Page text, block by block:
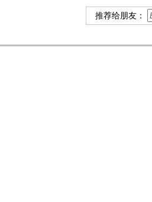
推荐给朋友：